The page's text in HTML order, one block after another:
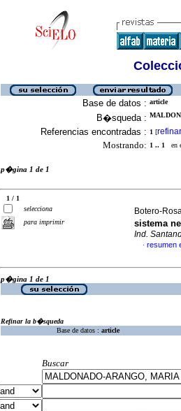
Base de datos : article
B�squeda :
Referencias encontradas : 1 [refinar
Mostrando: 1 .. 1 en
p�gina 1 de 1
1 / 1
selecciona
para imprimir
Botero-
sistema
Ind.
· resumen
p�gina 1 de 1
Refinar la b�squeda
Base de datos : article
Buscar